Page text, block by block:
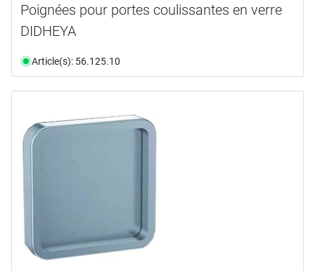
Poignées pour portes coulissantes en verre
DIDHEYA
Article(s): 56.125.10